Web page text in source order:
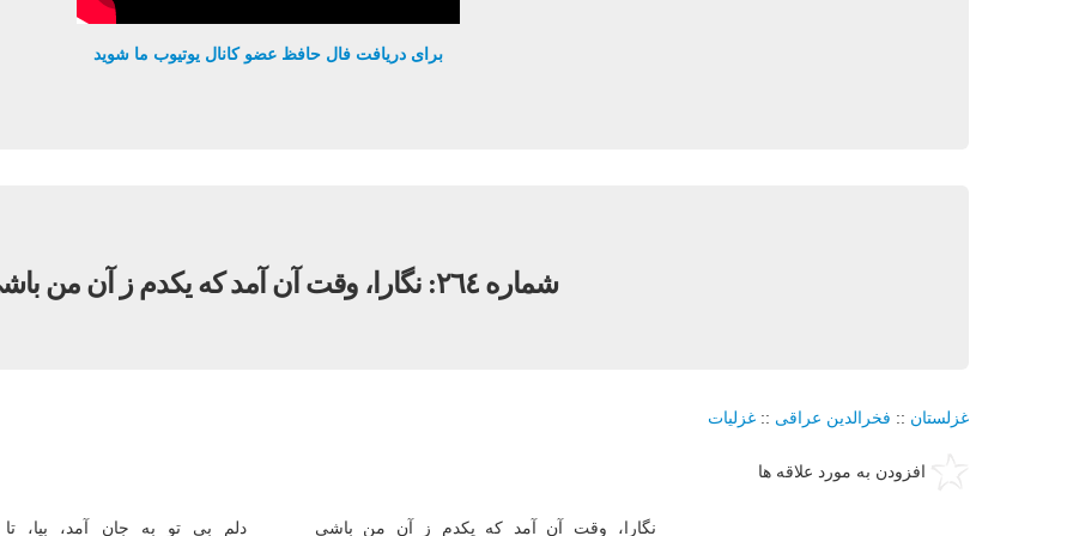
برای دریافت فال حافظ عضو کانال یوتیوب ما شوید
شماره ٢٦٤: نگارا، وقت آن آمد که يکدم ز آن من باشى
غزلستان :: فخرالدین عراقی :: غزلیات
افزودن به مورد علاقه ها
نگارا، وقت آن آمد که يکدم ز آن من باشى دلم بى تو به جان آمد، بيا،